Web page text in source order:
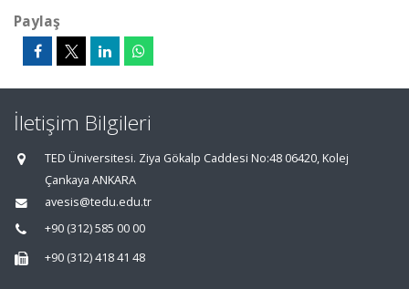
Paylaş
İletişim Bilgileri
TED Üniversitesi. Ziya Gökalp Caddesi No:48 06420, Kolej
Çankaya ANKARA
avesis@tedu.edu.tr
+90 (312) 585 00 00
+90 (312) 418 41 48